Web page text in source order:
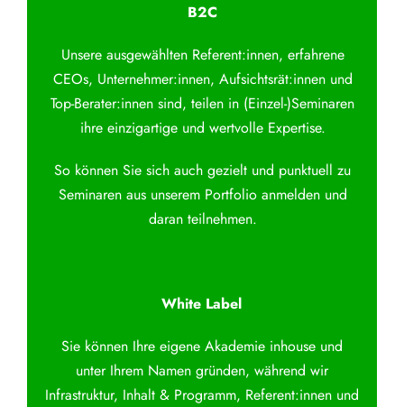
B2C
Unsere ausgewählten Referent:innen, erfahrene
CEOs, Unternehmer:innen, Aufsichtsrät:innen und
Top-Berater:innen sind, teilen in (Einzel-)Seminaren
ihre einzigartige und wertvolle Expertise.
So können Sie sich auch gezielt und punktuell zu
Seminaren aus unserem Portfolio anmelden und
daran teilnehmen.
White Label
Sie können Ihre eigene Akademie inhouse und
unter Ihrem Namen gründen, während wir
Infrastruktur, Inhalt & Programm, Referent:innen und